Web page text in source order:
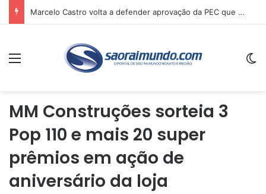
Marcelo Castro volta a defender aprovação da PEC que acaba com a escala 6×1 e avalia clima no Senado
Menu
MM Construções sorteia 3
Pop 110 e mais 20 super
prêmios em ação de
aniversário da loja